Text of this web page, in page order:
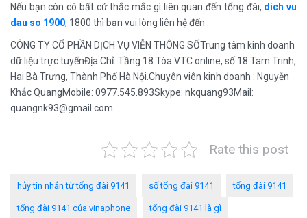
Nếu bạn còn có bất cứ thắc mắc gì liên quan đến tổng đài, dich vu
dau so 1900, 1800 thì bạn vui lòng liên hệ đến :
CÔNG TY CỔ PHẦN DỊCH VỤ VIỄN THÔNG SỐTrung tâm kinh doanh
dữ liệu trực tuyếnĐịa Chỉ: Tầng 18 Tòa VTC online, số 18 Tam Trinh,
Hai Bà Trưng, Thành Phố Hà Nội.Chuyên viên kinh doanh : Nguyễn
Khắc QuangMobile: 0977.545.893Skype: nkquang93Mail:
quangnk93@gmail.com
Rate this post
hủy tin nhắn từ tổng đài 9141 số tổng đài 9141 tổng đài 9141
tổng đài 9141 của vinaphone tổng đài 9141 là gì